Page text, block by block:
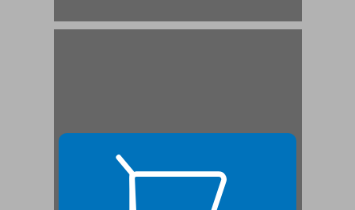
נתניהו והפריימריס ... 18